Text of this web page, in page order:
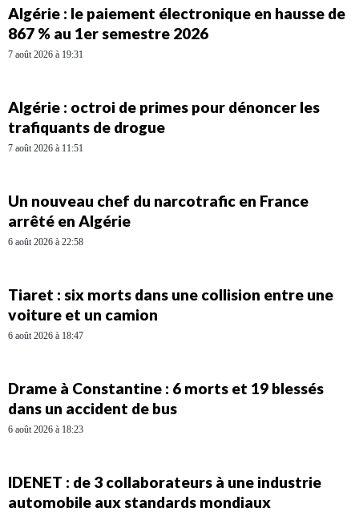
Algérie : le paiement électronique en hausse de
867 % au 1er semestre 2026
7 août 2026 à 19:31
Algérie : octroi de primes pour dénoncer les
trafiquants de drogue
7 août 2026 à 11:51
Un nouveau chef du narcotrafic en France
arrêté en Algérie
6 août 2026 à 22:58
Tiaret : six morts dans une collision entre une
voiture et un camion
6 août 2026 à 18:47
Drame à Constantine : 6 morts et 19 blessés
dans un accident de bus
6 août 2026 à 18:23
IDENET : de 3 collaborateurs à une industrie
automobile aux standards mondiaux